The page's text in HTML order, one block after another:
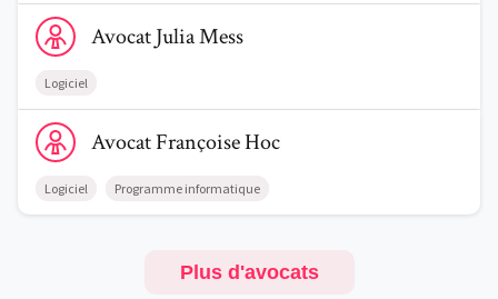
Voir le profil de AvocatJulia Mess
AvocatJuliaMess
Logiciel
Voir le profil de AvocatFrançoise Hoc
AvocatFrançoiseHoc
Logiciel Programme informatique
Plus d'avocats